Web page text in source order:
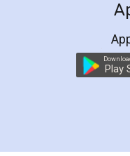
સમજાવ્યું.